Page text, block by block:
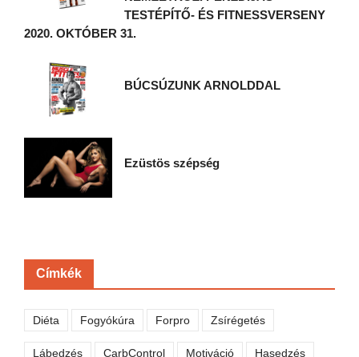
TESTÉPÍTŐ- ÉS FITNESSVERSENY
2020. OKTÓBER 31.
BÚCSÚZUNK ARNOLDDAL
Ezüstös szépség
Címkék
Diéta Fogyókúra Forpro Zsírégetés
Lábedzés CarbControl Motiváció Hasedzés